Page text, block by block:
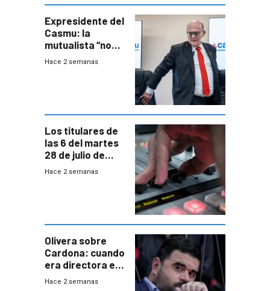
seguridad
Expresidente del
Casmu: la
mutualista “no
está para pagar”
Hace 2 semanas
Los titulares de
las 6 del martes
28 de julio de
2026
Hace 2 semanas
Olivera sobre
Cardona: cuando
era directora en
UTE “no era muy
Hace 2 semanas